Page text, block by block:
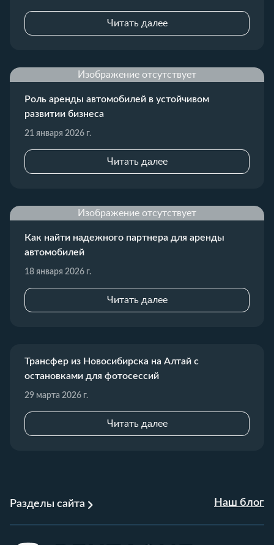
Читать далее
Изображение отсутствует
Роль аренды автомобилей в устойчивом
развитии бизнеса
21 января 2026 г.
Читать далее
Изображение отсутствует
Как найти надежного партнера для аренды
автомобилей
18 января 2026 г.
Читать далее
Трансфер из Новосибирска на Алтай с
остановками для фотосессий
29 марта 2026 г.
Читать далее
Разделы сайта Наш блог